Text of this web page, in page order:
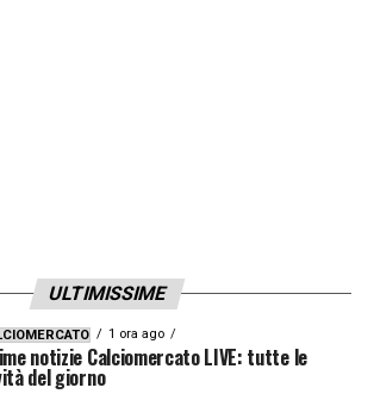
ULTIMISSIME
1 ora ago
notizie Calciomercato LIVE: tutte le
del giorno